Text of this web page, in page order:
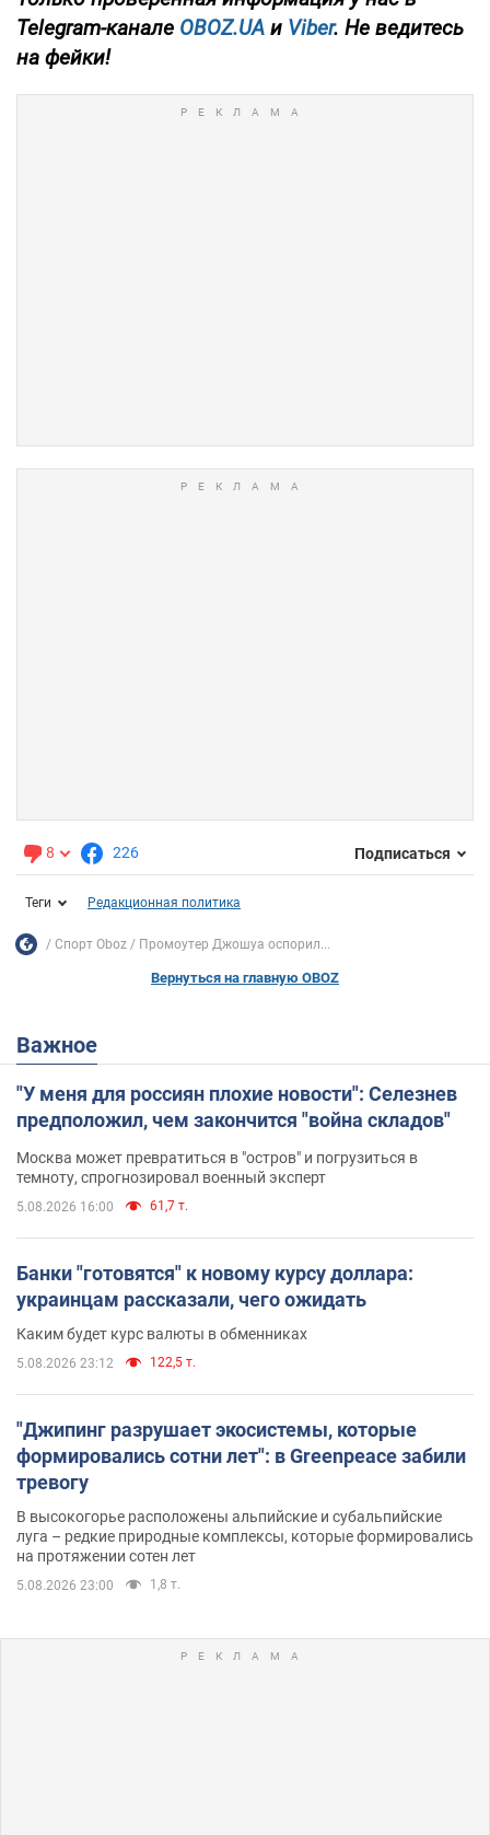
Telegram-канале OBOZ.UA и Viber. Не ведитесь
на фейки!
8 226 Подписаться
Теги Редакционная политика
Спорт Oboz Промоутер Джошуа оспорил...
Вернуться на главную OBOZ
Важное
"У меня для россиян плохие новости": Селезнев
предположил, чем закончится "война складов"
Москва может превратиться в "остров" и погрузиться в
темноту, спрогнозировал военный эксперт
5.08.2026 16:00 61,7 т.
Банки "готовятся" к новому курсу доллара:
украинцам рассказали, чего ожидать
Каким будет курс валюты в обменниках
5.08.2026 23:12 122,5 т.
"Джипинг разрушает экосистемы, которые
формировались сотни лет": в Greenpeace забили
тревогу
В высокогорье расположены альпийские и субальпийские
луга – редкие природные комплексы, которые формировались
на протяжении сотен лет
5.08.2026 23:00 1,8 т.